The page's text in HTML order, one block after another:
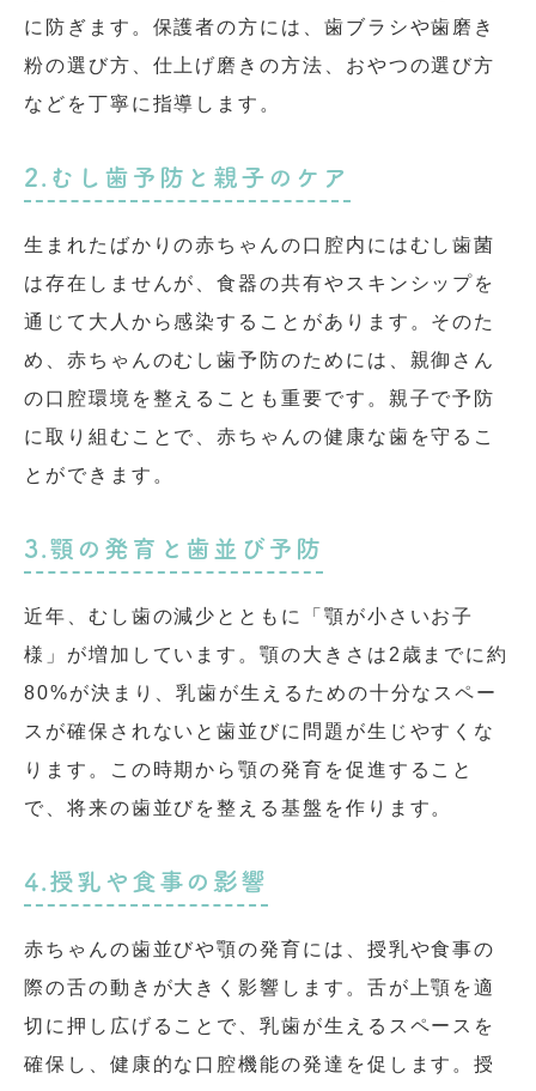
に防ぎます。保護者の方には、歯ブラシや歯磨き
粉の選び方、仕上げ磨きの方法、おやつの選び方
などを丁寧に指導します。
2.むし歯予防と親子のケア
生まれたばかりの赤ちゃんの口腔内にはむし歯菌
は存在しませんが、食器の共有やスキンシップを
通じて大人から感染することがあります。そのた
め、赤ちゃんのむし歯予防のためには、親御さん
の口腔環境を整えることも重要です。親子で予防
に取り組むことで、赤ちゃんの健康な歯を守るこ
とができます。
3.顎の発育と歯並び予防
近年、むし歯の減少とともに「顎が小さいお子
様」が増加しています。顎の大きさは2歳までに約
80%が決まり、乳歯が生えるための十分なスペー
スが確保されないと歯並びに問題が生じやすくな
ります。この時期から顎の発育を促進すること
で、将来の歯並びを整える基盤を作ります。
4.授乳や食事の影響
赤ちゃんの歯並びや顎の発育には、授乳や食事の
際の舌の動きが大きく影響します。舌が上顎を適
切に押し広げることで、乳歯が生えるスペースを
確保し、健康的な口腔機能の発達を促します。授